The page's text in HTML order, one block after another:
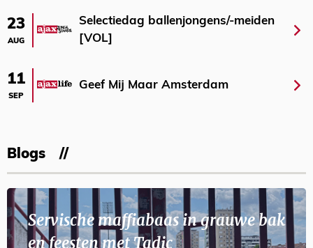
23
AUG
Selectiedag ballenjongens/-meiden
[VOL]
11
SEP
Geef Mij Maar Amsterdam
Blogs
Servische maffiabaas in grauwe bak
en feesten met Tadic